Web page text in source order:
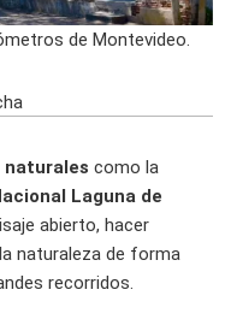
de Montevideo.
naturales como la
Laguna de
abierto, hacer
naturaleza de forma
recorridos.